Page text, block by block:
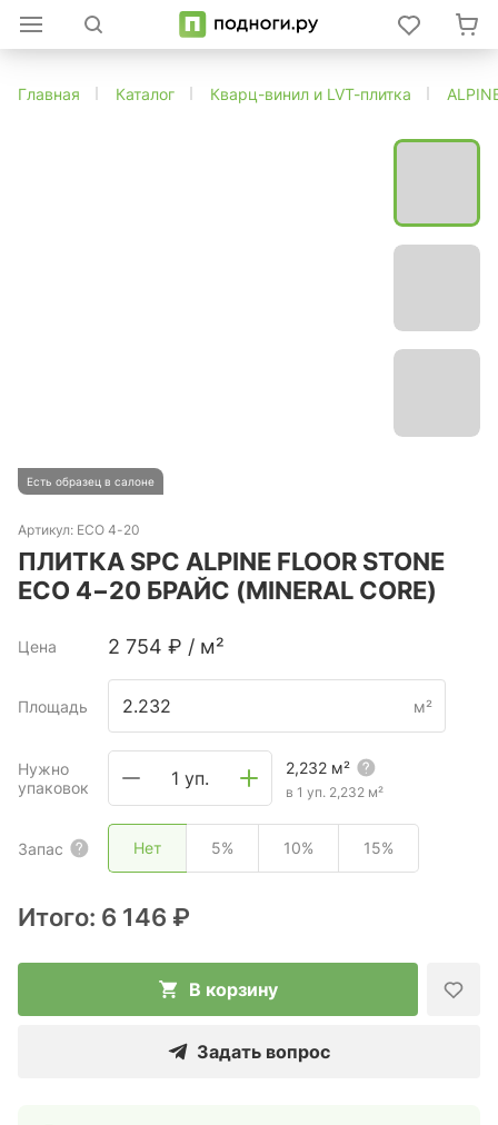
Главная Каталог Кварц-винил и LVT-плитка
Есть образец в салоне
Артикул: ECO 4-20
ПЛИТКА SPC ALPINE FLOOR STONE
ECO 4−20 БРАЙС (MINERAL CORE)
Цена 2 754 ₽ / м²
Площадь м²
Нужно
упаковок
1 уп. 2,232 м²
в 1 уп. 2,232 м²
Запас Нет 5% 10% 15%
Итого: 6 146 ₽
В корзину
Задать вопрос